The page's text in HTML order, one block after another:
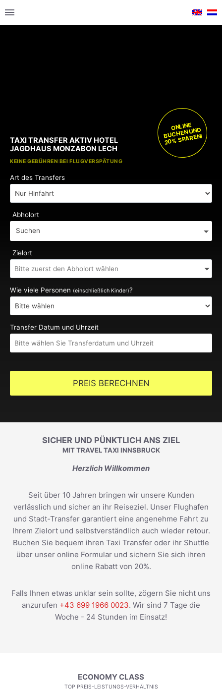
KOSTENLOSE KINDERSITZE
KEINE GEBÜHREN BEI FLUGVERSPÄTUNG
TAXI TRANSFER AKTIV HOTEL
JAGDHAUS MONZABON LECH
ONLINE
BUCHEN UND
20% SPAREN!
Art des Transfers
Abholort
Suchen
Zielort
Wie viele Personen (einschließlich Kinder)?
Transfer Datum und Uhrzeit
PREIS BERECHNEN
SICHER UND PÜNKTLICH ANS ZIEL
MIT TRAVEL TAXI INNSBRUCK
Herzlich Willkommen
Seit über 10 Jahren bringen wir unsere Kunden
verlässlich und sicher an ihr Reiseziel. Unser Flughafen
und Stadt-Transfer garantiert eine angenehme Fahrt zu
Ihrem Zielort und selbstverständlich auch wieder retour.
Buchen Sie bequem ihren Taxi Transfer oder ihr Shuttle
über unser online Formular und sichern Sie sich ihren
online Rabatt von 20%.
Falls Ihnen etwas unklar sein sollte, zögern Sie nicht uns
anzurufen +43 699 1966 0023. Wir sind 7 Tage die
Woche - 24 Stunden im Einsatz!
ECONOMY CLASS
TOP PREIS-LEISTUNGS-VERHÄLTNIS